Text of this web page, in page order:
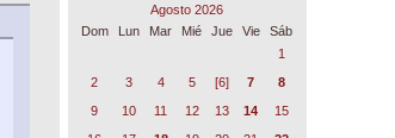
Agosto 2026
Dom
Lun Mar Mié Jue Vie
Sáb
1
2
3 4 5 [6] 7
8
9
10 11 12 13 14
15